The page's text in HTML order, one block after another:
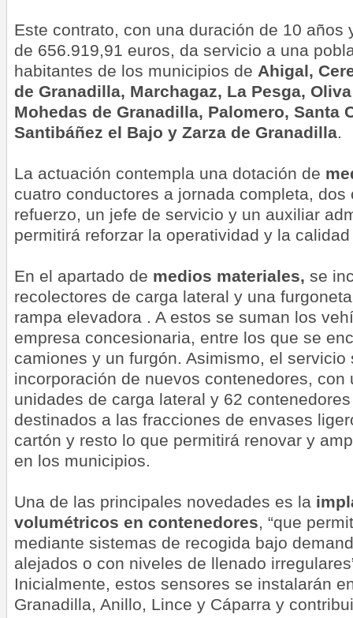
Este contrato, con una duración de 10 años
de 656.919,91 euros, da servicio a una
habitantes de los municipios de Ahigal,
de Granadilla, Marchagaz, La Pesga,
Mohedas de Granadilla, Palomero, Santa
Santibáñez el Bajo y Zarza de Granadilla.
La actuación contempla una dotación de
cuatro conductores a jornada completa, dos
refuerzo, un jefe de servicio y un auxiliar
permitirá reforzar la operatividad y la
En el apartado de medios materiales, se
recolectores de carga lateral y una
rampa elevadora . A estos se suman los
empresa concesionaria, entre los que se
camiones y un furgón. Asimismo, el servicio
incorporación de nuevos contenedores, con
unidades de carga lateral y 62
destinados a las fracciones de envases
cartón y resto lo que permitirá renovar y
en los municipios.
Una de las principales novedades es la
volumétricos en contenedores, “que
mediante sistemas de recogida bajo
alejados o con niveles de llenado
Inicialmente, estos sensores se instalarán
Granadilla, Anillo, Lince y Cáparra y